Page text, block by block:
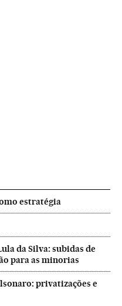
estratégia
da Silva: subidas de
para as minorias
privatizações e